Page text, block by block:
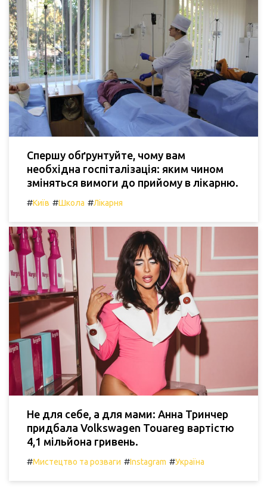
Спершу обґрунтуйте, чому вам
необхідна госпіталізація: яким чином
зміняться вимоги до прийому в лікарню.
#Київ #Школа #Лікарня
Не для себе, а для мами: Анна Тринчер
придбала Volkswagen Touareg вартістю
4,1 мільйона гривень.
#Мистецтво та розваги #Instagram #Україна